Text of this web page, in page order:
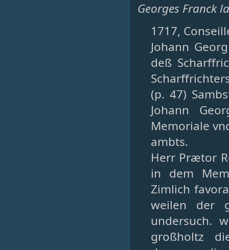
Georges Franck
1717,
Johann
deß
(p. 47)
Johann
Memoriale
ambts.
Herr Prætor
in dem
Zimlich
weilen der
undersuch.
großholtz